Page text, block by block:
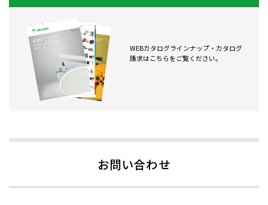
WEBカタログラインナップ・カタログ
請求はこちらをご覧ください。
お問い合わせ